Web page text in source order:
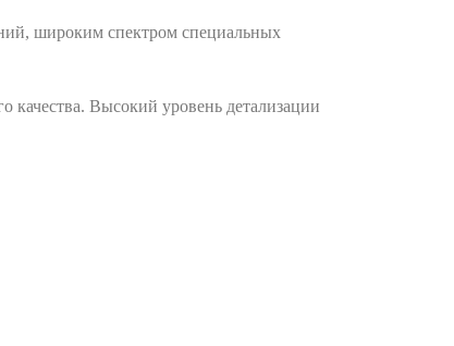
широким спектром специальных
качества. Высокий уровень детализации